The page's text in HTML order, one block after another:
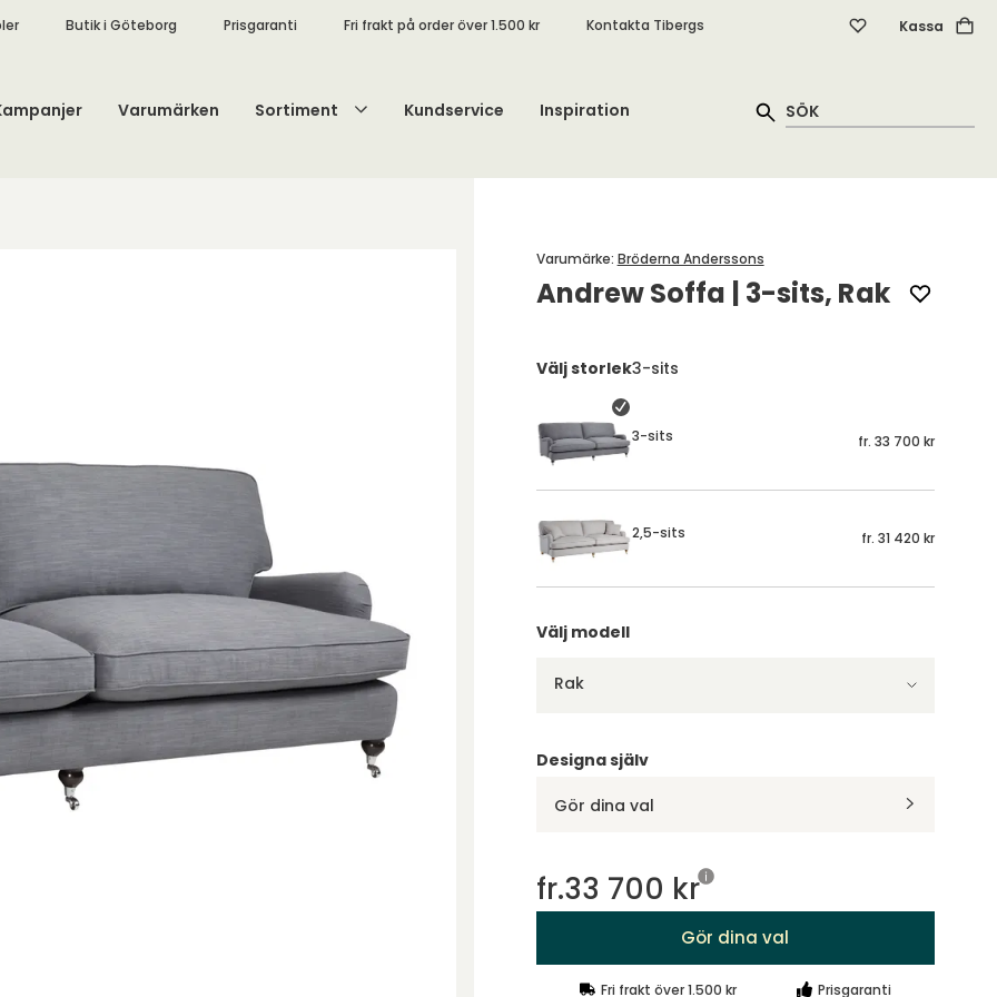
Butik i Göteborg Prisgaranti Fri frakt på order över 1.500 kr Kontakta Tibergs Kassa
Varumärken Sortiment Kundservice Inspiration
Andrew Soffa | 3-sits, Rak
Varumärke: Bröderna Anderssons
Välj storlek3-sits
3-sits fr. 33 700 kr
2,5-sits fr. 31 420 kr
Välj modell
Rak
Designa själv
Gör dina val
fr.33 700 kr
Gör dina val
Fri frakt över 1.500 kr Prisgaranti